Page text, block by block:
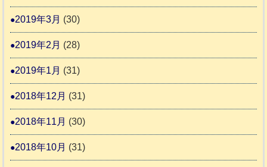
2019年3月 (30)
2019年2月 (28)
2019年1月 (31)
2018年12月 (31)
2018年11月 (30)
2018年10月 (31)